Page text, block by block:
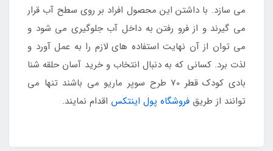
می سازد. با داشتن این محصول افراد بر روی سطح آب قرار
می گیرند و از فرو رفتن به داخل آب جلوگیری می شود و
می توان از آن نهایت استفاده های لازم را به عمل آورد و
لذت برد. کسانی که به دنبال انتخاب و خرید آسان حلقه شنا
بادی کودک قطر 70 طرح سوپر ماریو می باشند تنها می
توانند از طریق فروشگاه پول اینتکس اقدام نمایند.